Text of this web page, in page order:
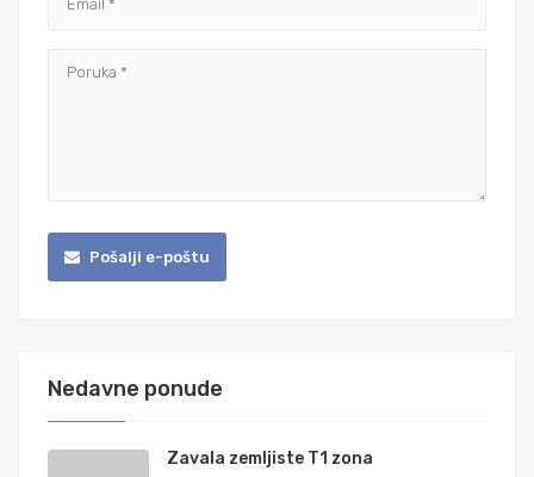
Pošalji e-poštu
Nedavne ponude
Zavala zemljiste T1 zona